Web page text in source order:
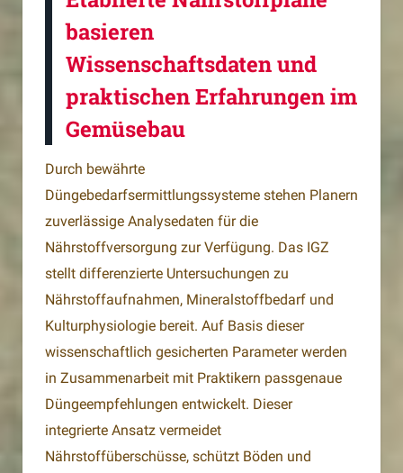
basieren
Wissenschaftsdaten und
praktischen Erfahrungen im
Gemüsebau
Durch bewährte
Düngebedarfsermittlungssysteme stehen Planern
zuverlässige Analysedaten für die
Nährstoffversorgung zur Verfügung. Das IGZ
stellt differenzierte Untersuchungen zu
Nährstoffaufnahmen, Mineralstoffbedarf und
Kulturphysiologie bereit. Auf Basis dieser
wissenschaftlich gesicherten Parameter werden
in Zusammenarbeit mit Praktikern passgenaue
Düngeempfehlungen entwickelt. Dieser
integrierte Ansatz vermeidet
Nährstoffüberschüsse, schützt Böden und